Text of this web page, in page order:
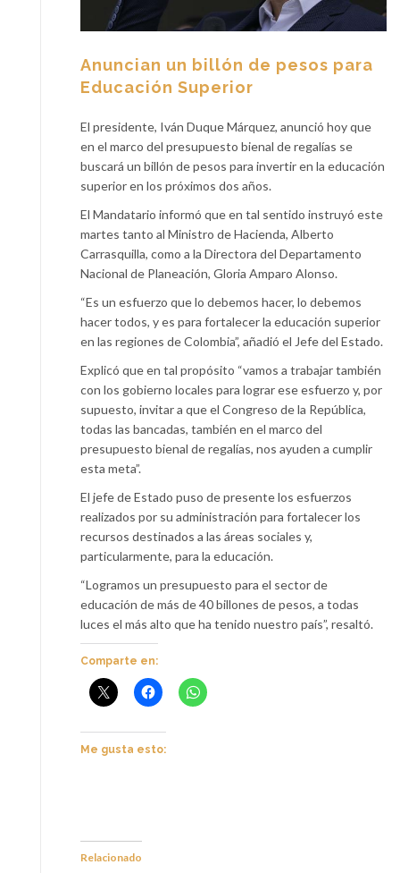
Anuncian un billón de pesos para
Educación Superior
El presidente, Iván Duque Márquez, anunció hoy que
en el marco del presupuesto bienal de regalías se
buscará un billón de pesos para invertir en la educación
superior en los próximos dos años.
El Mandatario informó que en tal sentido instruyó este
martes tanto al Ministro de Hacienda, Alberto
Carrasquilla, como a la Directora del Departamento
Nacional de Planeación, Gloria Amparo Alonso.
“Es un esfuerzo que lo debemos hacer, lo debemos
hacer todos, y es para fortalecer la educación superior
en las regiones de Colombia”, añadió el Jefe del Estado.
Explicó que en tal propósito “vamos a trabajar también
con los gobierno locales para lograr ese esfuerzo y, por
supuesto, invitar a que el Congreso de la República,
todas las bancadas, también en el marco del
presupuesto bienal de regalías, nos ayuden a cumplir
esta meta”.
El jefe de Estado puso de presente los esfuerzos
realizados por su administración para fortalecer los
recursos destinados a las áreas sociales y,
particularmente, para la educación.
“Logramos un presupuesto para el sector de
educación de más de 40 billones de pesos, a todas
luces el más alto que ha tenido nuestro país”, resaltó.
Comparte en:
Me gusta esto:
Relacionado